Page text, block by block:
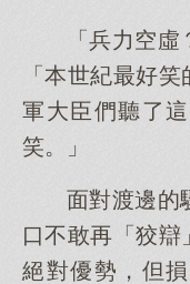
「兵力空
「本世紀最好
軍大臣們聽了
笑。」
面對渡邊的
口不敢再「狡辯
絕對優勢，但